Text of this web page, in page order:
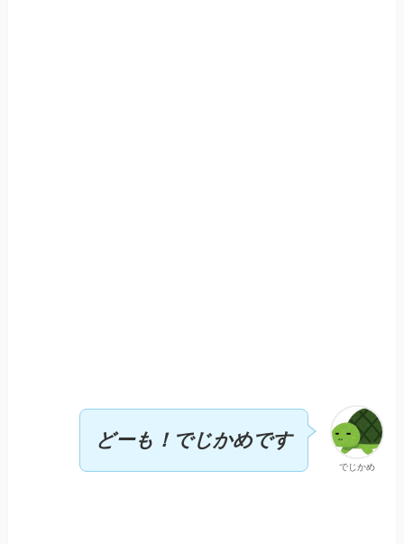
でじかめ
どーも！でじかめです